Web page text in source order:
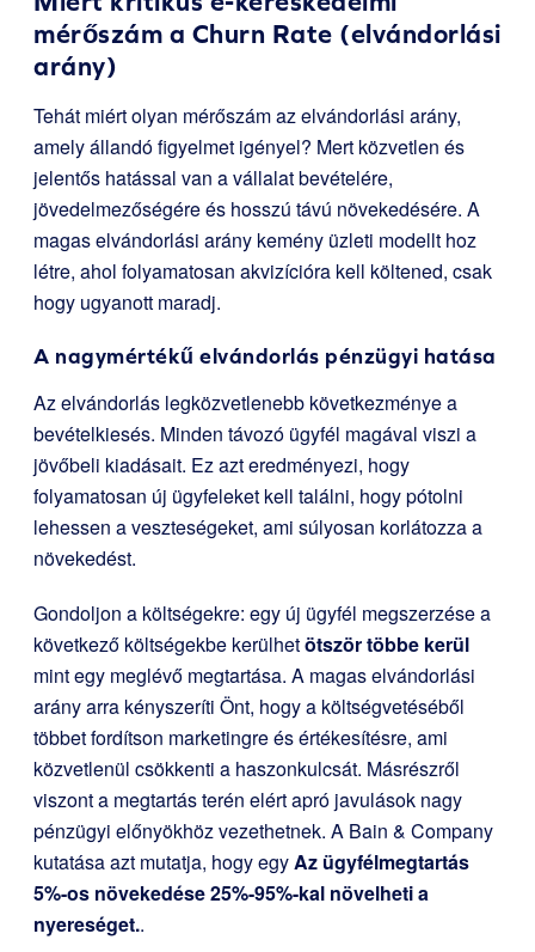
mérőszám a Churn Rate (elvándorlási
arány)
Tehát miért olyan mérőszám az elvándorlási arány,
amely állandó figyelmet igényel? Mert közvetlen és
jelentős hatással van a vállalat bevételére,
jövedelmezőségére és hosszú távú növekedésére. A
magas elvándorlási arány kemény üzleti modellt hoz
létre, ahol folyamatosan akvizícióra kell költened, csak
hogy ugyanott maradj.
A nagymértékű elvándorlás pénzügyi hatása
Az elvándorlás legközvetlenebb következménye a
bevételkiesés. Minden távozó ügyfél magával viszi a
jövőbeli kiadásait. Ez azt eredményezi, hogy
folyamatosan új ügyfeleket kell találni, hogy pótolni
lehessen a veszteségeket, ami súlyosan korlátozza a
növekedést.
Gondoljon a költségekre: egy új ügyfél megszerzése a
következő költségekbe kerülhetötször többe kerül
mint egy meglévő megtartása. A magas elvándorlási
arány arra kényszeríti Önt, hogy a költségvetéséből
többet fordítson marketingre és értékesítésre, ami
közvetlenül csökkenti a haszonkulcsát. Másrészről
viszont a megtartás terén elért apró javulások nagy
pénzügyi előnyökhöz vezethetnek. A Bain & Company
kutatása azt mutatja, hogy egyAz ügyfélmegtartás
5%-os növekedése 25%-95%-kal növelheti a
nyereséget..